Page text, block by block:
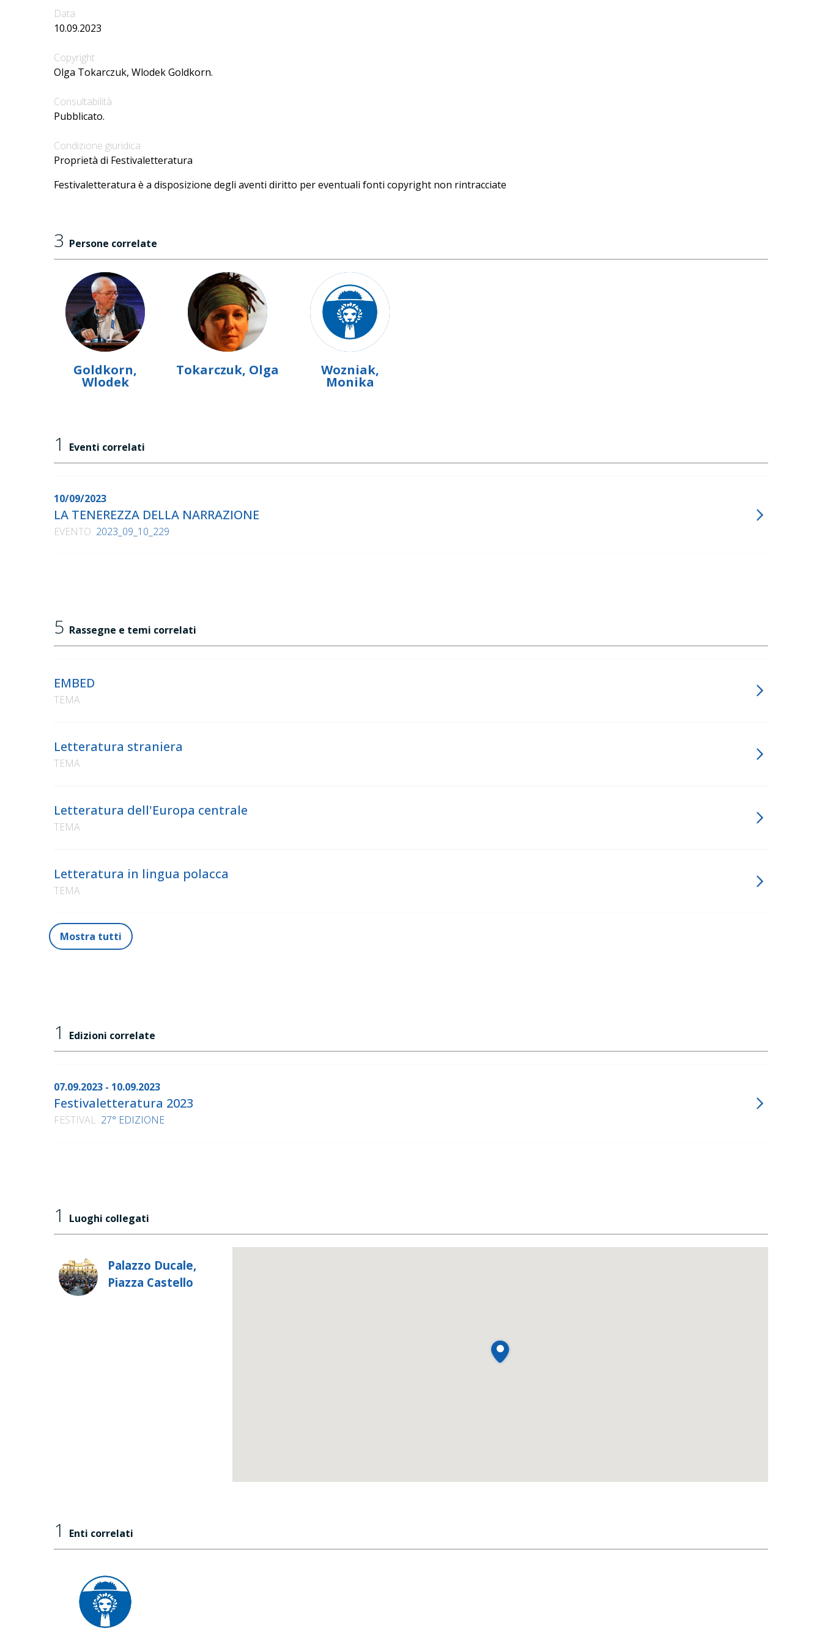
Data
10.09.2023
Copyright
Olga Tokarczuk, Wlodek Goldkorn.
Consultabilità
Pubblicato.
Condizione giuridica
Proprietà di Festivaletteratura
Festivaletteratura è a disposizione degli aventi diritto per eventuali fonti copyright non rintracciate
3 Persone correlate
Goldkorn,
Wlodek
Tokarczuk, Olga Wozniak,
Monika
1 Eventi correlati
10/09/2023
LA TENEREZZA DELLA NARRAZIONE
EVENTO 2023_09_10_229
5 Rassegne e temi correlati
EMBED
TEMA
Letteratura straniera
TEMA
Letteratura dell'Europa centrale
TEMA
Letteratura in lingua polacca
TEMA
Mostra tutti
1 Edizioni correlate
07.09.2023 - 10.09.2023
Festivaletteratura 2023
FESTIVAL 27° EDIZIONE
1 Luoghi collegati
Palazzo Ducale,
Piazza Castello
1 Enti correlati